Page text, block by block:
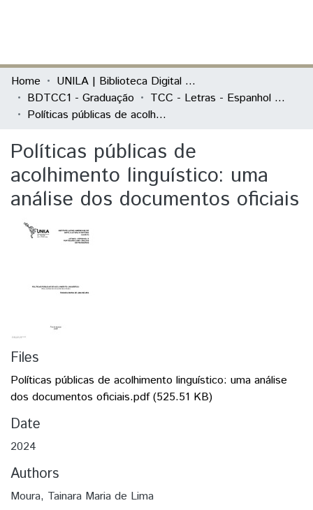
Communities & Collections
All of DSpace
Home
UNILA | Biblioteca Digital de Trabalhos de Conclusão de Curso
BDTCC1 - Graduação
TCC - Letras - Espanhol e Português como Línguas Estrangeiras
Políticas públicas de acolhimento linguístico: uma análise dos documentos oficiais
Políticas públicas de
acolhimento linguístico: uma
análise dos documentos oficiais
Files
Políticas públicas de acolhimento linguístico: uma análise
dos documentos oficiais.pdf(525.51 KB)
Date
2024
Authors
Moura, Tainara Maria de Lima